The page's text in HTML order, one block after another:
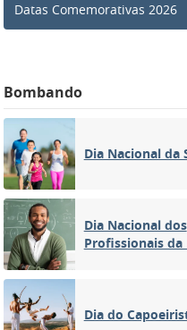
Datas Comemorativas 2026
Bombando
Dia Nacional da
Dia Nacional dos
Profissionais da
Dia do